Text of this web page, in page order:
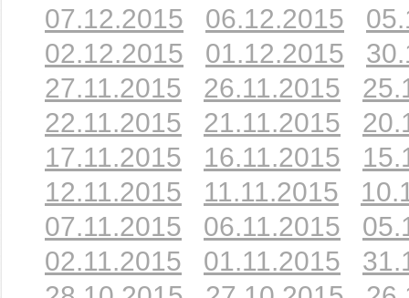
07.12.2015
06.12.2015
02.12.2015
01.12.2015
27.11.2015
26.11.2015
22.11.2015
21.11.2015
17.11.2015
16.11.2015
12.11.2015
11.11.2015
07.11.2015
06.11.2015
02.11.2015
01.11.2015